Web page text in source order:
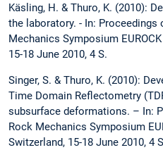
Käsling, H. & Thuro, K. (2010):
the laboratory. - In: Proceedings
Mechanics Symposium
15-18 June 2010, 4 S.
Singer, S. & Thuro, K. (2010):
Time Domain Reflectometry
subsurface deformations. – In:
Rock Mechanics Symposium
Switzerland, 15-18 June 2010, 4